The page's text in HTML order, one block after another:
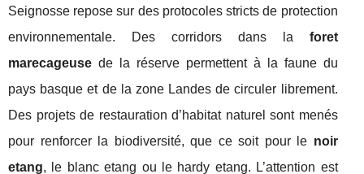
Seignosse repose sur des protocoles stricts de protection
environnementale. Des corridors dans la foret
marecageuse de la réserve permettent à la faune du
pays basque et de la zone Landes de circuler librement.
Des projets de restauration d’habitat naturel sont menés
pour renforcer la biodiversité, que ce soit pour le noir
etang, le blanc etang ou le hardy etang. L’attention est